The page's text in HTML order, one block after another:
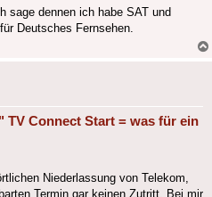
sage dennen ich habe SAT und
Deutsches Fernsehen.
TV Connect Start = was für ein
Niederlassung von Telekom,
Termin gar keinen Zutritt. Bei mir